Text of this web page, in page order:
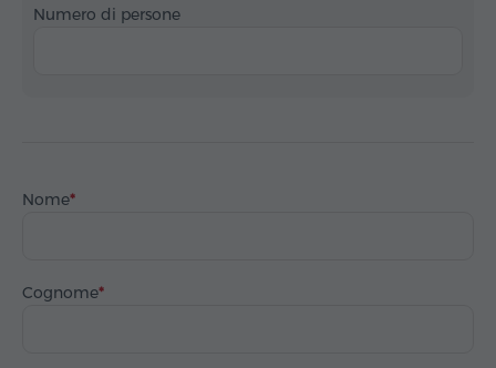
Numero di persone
Nome
Cognome